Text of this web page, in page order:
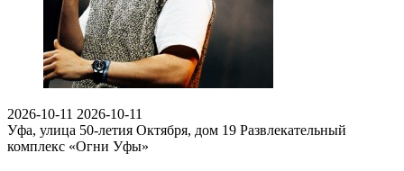
2026-10-11 2026-10-11
Уфа, улица 50-летия Октября, дом 19 Развлекательный
комплекс «Огни Уфы»